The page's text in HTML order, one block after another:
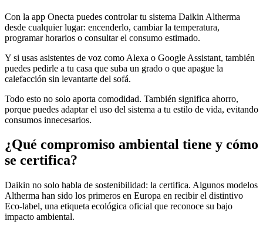
Con la app Onecta puedes controlar tu sistema Daikin Altherma
desde cualquier lugar: encenderlo, cambiar la temperatura,
programar horarios o consultar el consumo estimado.
Y si usas asistentes de voz como Alexa o Google Assistant, también
puedes pedirle a tu casa que suba un grado o que apague la
calefacción sin levantarte del sofá.
Todo esto no solo aporta comodidad. También significa ahorro,
porque puedes adaptar el uso del sistema a tu estilo de vida, evitando
consumos innecesarios.
¿Qué compromiso ambiental tiene y cómo
se certifica?
Daikin no solo habla de sostenibilidad: la certifica. Algunos modelos
Altherma han sido los primeros en Europa en recibir el distintivo
Eco-label, una etiqueta ecológica oficial que reconoce su bajo
impacto ambiental.